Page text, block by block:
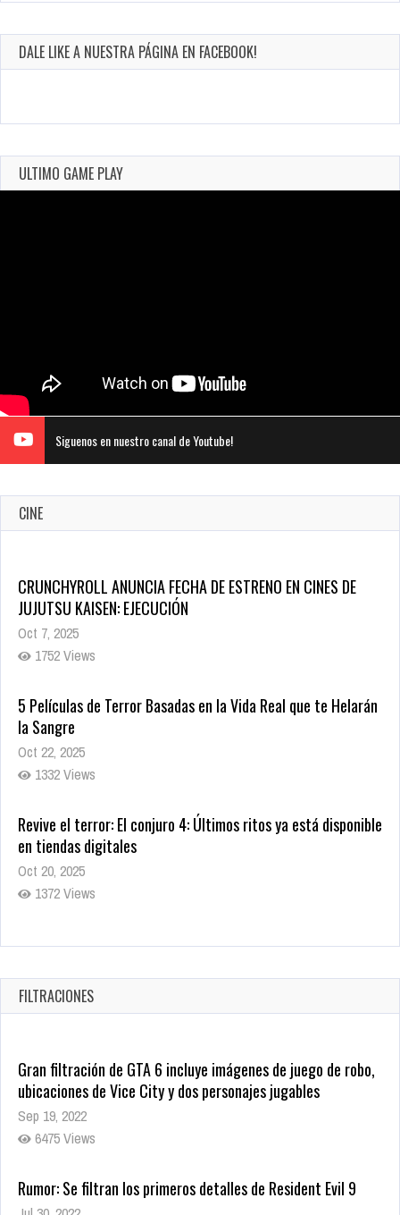
DALE LIKE A NUESTRA PÁGINA EN FACEBOOK!
ULTIMO GAME PLAY
Siguenos en nuestro canal de Youtube!
CINE
CRUNCHYROLL ANUNCIA FECHA DE ESTRENO EN CINES DE
JUJUTSU KAISEN: EJECUCIÓN
Oct 7, 2025
1752 Views
5 Películas de Terror Basadas en la Vida Real que te Helarán
la Sangre
Oct 22, 2025
1332 Views
Revive el terror: El conjuro 4: Últimos ritos ya está disponible
en tiendas digitales
Oct 20, 2025
1372 Views
Warner Bros. lleva a las tiendas digitales su racha de
Oct 17, 2025
1428 Views
FILTRACIONES
Gran filtración de GTA 6 incluye imágenes de juego de robo,
ubicaciones de Vice City y dos personajes jugables
Sep 19, 2022
6475 Views
Rumor: Se filtran los primeros detalles de Resident Evil 9